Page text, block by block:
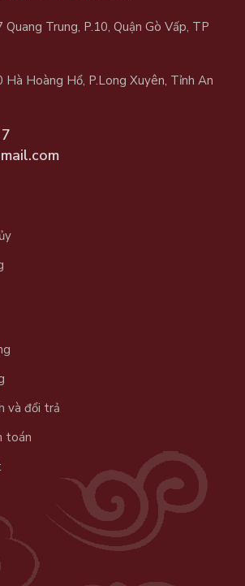
Trung, P.10, Quận Gò Vấp, TP
Hoàng Hổ, P.Long Xuyên, Tỉnh An
và đổi trả
toán